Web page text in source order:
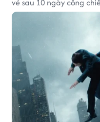
vé sau 10 ngày công